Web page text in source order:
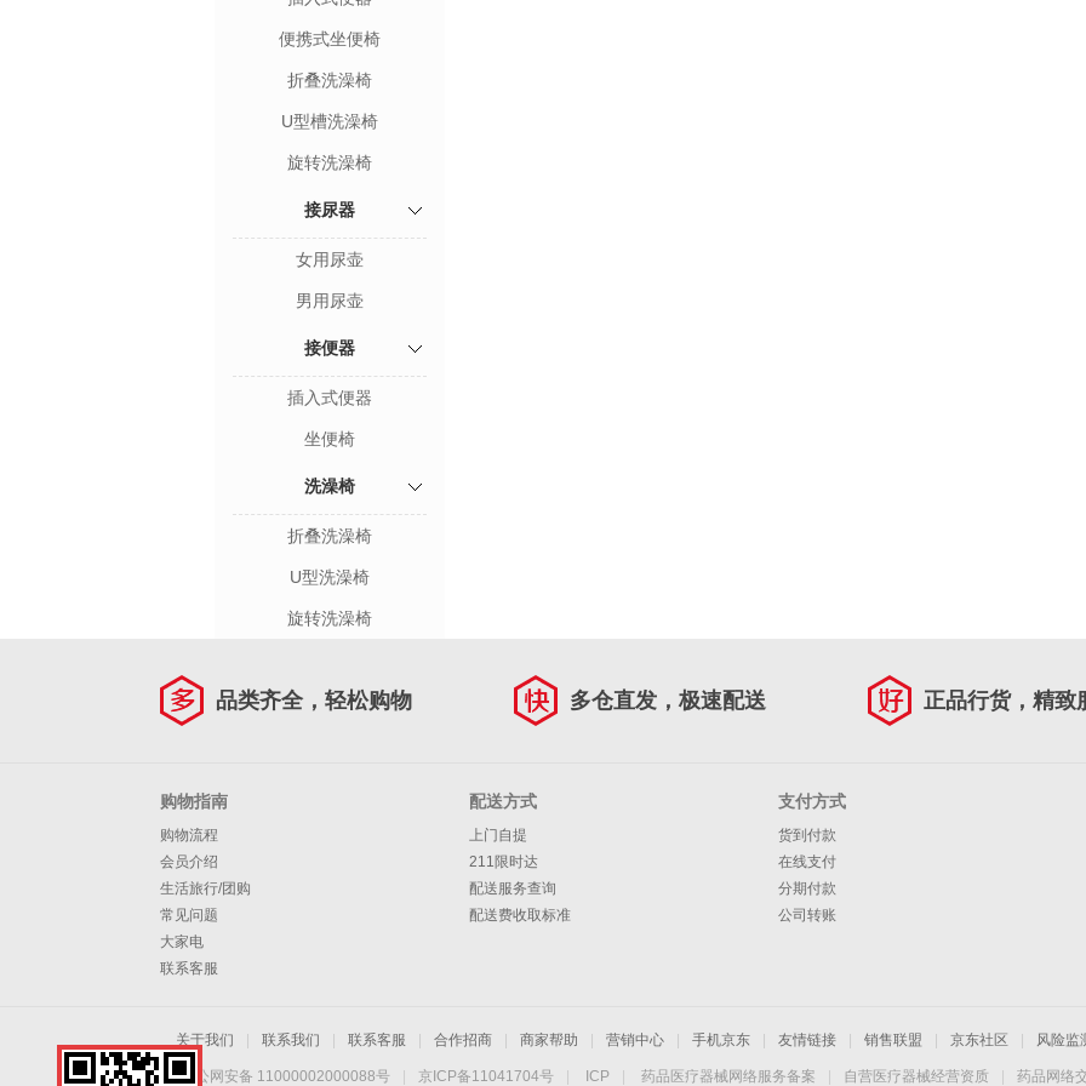
便携式坐便椅
折叠洗澡椅
U型槽洗澡椅
旋转洗澡椅
接尿器
女用尿壶
男用尿壶
接便器
插入式便器
坐便椅
洗澡椅
折叠洗澡椅
U型洗澡椅
旋转洗澡椅
品类齐全，轻松购物 多仓直发，极速配送 正品行货，精致
购物指南
购物流程
会员介绍
生活旅行/团购
常见问题
大家电
联系客服
配送方式
上门自提
211限时达
配送服务查询
配送费收取标准
支付方式
货到付款
在线支付
分期付款
公司转账
关于我们 联系我们 联系客服 合作招商 商家帮助 营销中心 手机京东 友情链接 销售联盟 京东社区 风险监
京公网安备 11000002000088号 京ICP备11041704号 ICP 药品医疗器械网络服务备案 自营医疗器械经营资质 药品网络